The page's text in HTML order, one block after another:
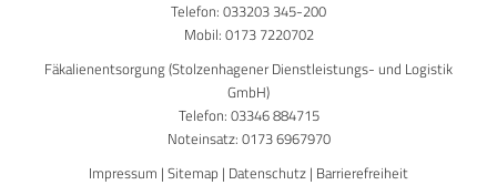
Telefon: 033203 345-200
Mobil: 0173 7220702
Fäkalienentsorgung (Stolzenhagener Dienstleistungs- und Logistik
GmbH)
Telefon: 03346 884715
Noteinsatz: 0173 6967970
Impressum | Sitemap | Datenschutz | Barrierefreiheit